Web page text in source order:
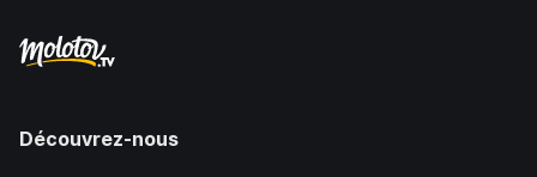
Découvrez-nous